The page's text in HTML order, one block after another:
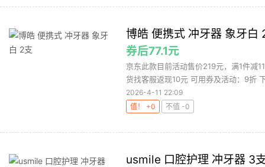
博皓 便携式 冲牙器 象牙白
券后77.1元
京东此款目前活动售价219元，满1件减
货找客服返现10元 可用券及活动：9折
2026-4-11 22:09
值！ +0
不值 -0
usmile 口腔护理 冲牙器 3